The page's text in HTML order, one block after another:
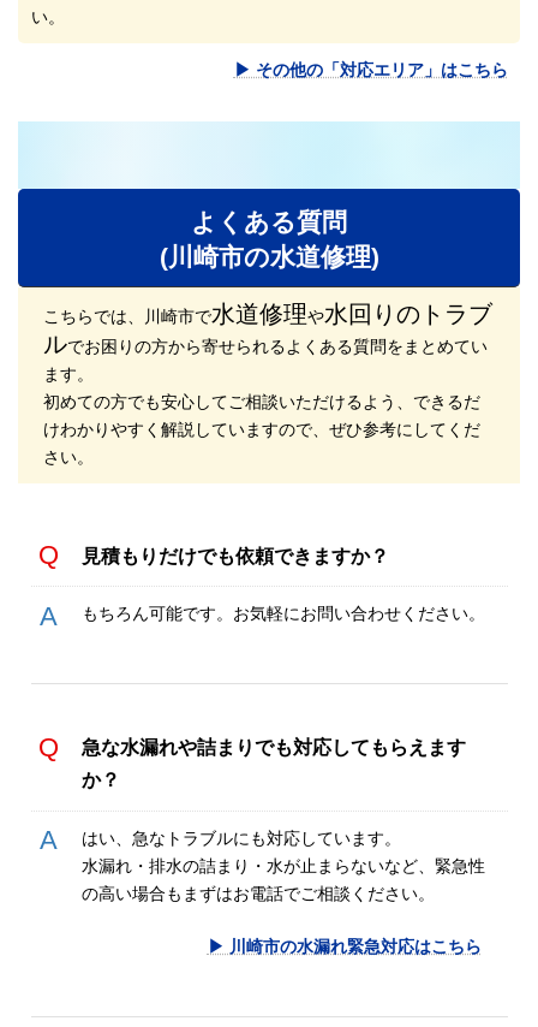
い。
▶ その他の「対応エリア」はこちら
よくある質問
(川崎市の水道修理)
こちらでは、川崎市で水道修理や水回りのトラブ
ルでお困りの方から寄せられるよくある質問をまとめてい
ます。
初めての方でも安心してご相談いただけるよう、できるだ
けわかりやすく解説していますので、ぜひ参考にしてくだ
さい。
見積もりだけでも依頼できますか？
もちろん可能です。お気軽にお問い合わせください。
急な水漏れや詰まりでも対応してもらえます
か？
はい、急なトラブルにも対応しています。
水漏れ・排水の詰まり・水が止まらないなど、緊急性
の高い場合もまずはお電話でご相談ください。
▶ 川崎市の水漏れ緊急対応はこちら